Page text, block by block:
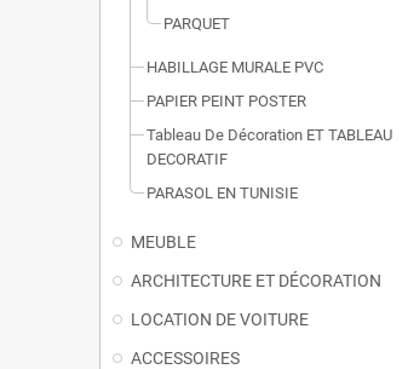
PARQUET
HABILLAGE MURALE PVC
PAPIER PEINT POSTER
Tableau De Décoration ET TABLEAU
DECORATIF
PARASOL EN TUNISIE
MEUBLE
ARCHITECTURE ET DÉCORATION
LOCATION DE VOITURE
ACCESSOIRES